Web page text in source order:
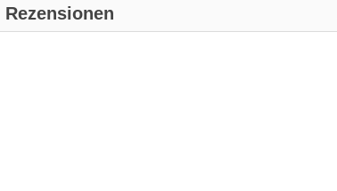
Rezensionen